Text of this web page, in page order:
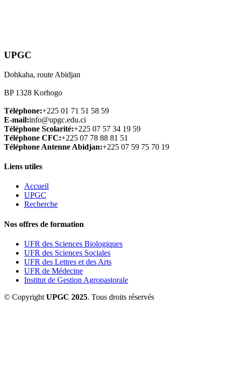
UPGC
Dohkaha, route Abidjan
BP 1328 Korhogo
Téléphone:+225 01 71 51 58 59
E-mail:info@upgc.edu.ci
Téléphone Scolarité:+225 07 57 34 19 59
Téléphone CFC:+225 07 78 88 81 51
Téléphone Antenne Abidjan:+225 07 59 75 70 19
Liens utiles
Accueil
UPGC
Recherche
Nos offres de formation
UFR des Sciences Biologiques
UFR des Sciences Sociales
UFR des Lettres et des Arts
UFR de Médecine
Institut de Gestion Agropastorale
© Copyright UPGC 2025. Tous droits réservés